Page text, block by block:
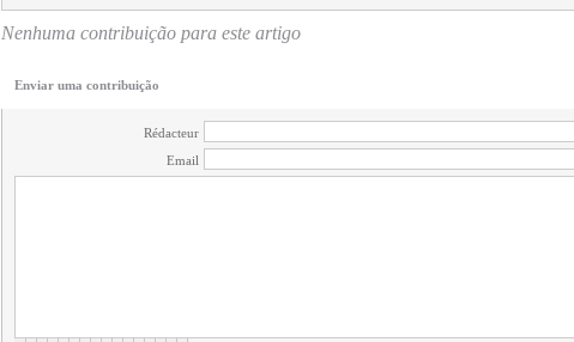
Nenhuma contribuição para este artigo
Enviar uma contribuição
Rédacteur
Email